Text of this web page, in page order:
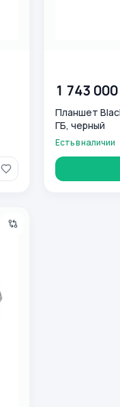
1 743 000
Планшет
ГБ, черный
Есть в наличии